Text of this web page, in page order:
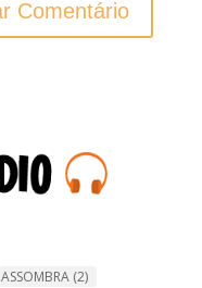
ASSOMBRA(2)